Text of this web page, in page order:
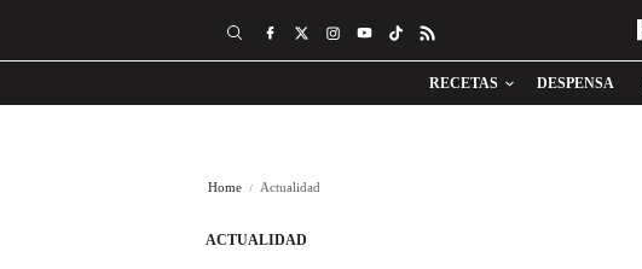
RECETAS DESPENSA
Home Actualidad
ACTUALIDAD